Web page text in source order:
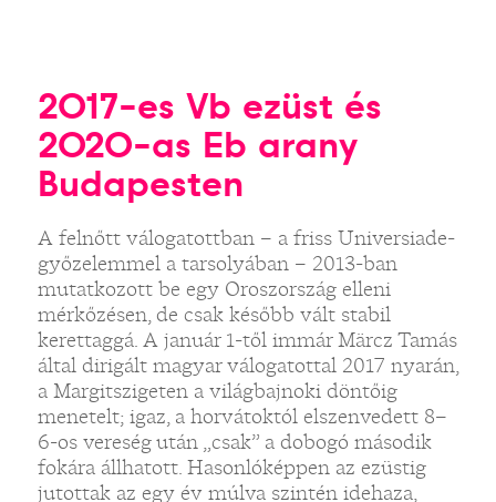
2017-es Vb ezüst és
2020-as Eb arany
Budapesten
A felnőtt válogatottban – a friss Universiade-
győzelemmel a tarsolyában – 2013-ban
mutatkozott be egy Oroszország elleni
mérkőzésen, de csak később vált stabil
kerettaggá. A január 1-től immár Märcz Tamás
által dirigált magyar válogatottal 2017 nyarán,
a Margitszigeten a világbajnoki döntőig
menetelt; igaz, a horvátoktól elszenvedett 8–
6-os vereség után „csak” a dobogó második
fokára állhatott. Hasonlóképpen az ezüstig
jutottak az egy év múlva szintén idehaza,